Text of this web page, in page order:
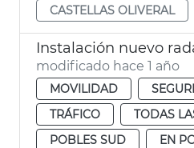
CASTELLAS OLIVERAL
modificado hace 1 año
MOVILIDAD
TRÁFICO
TODAS
POBLES SUD
EN